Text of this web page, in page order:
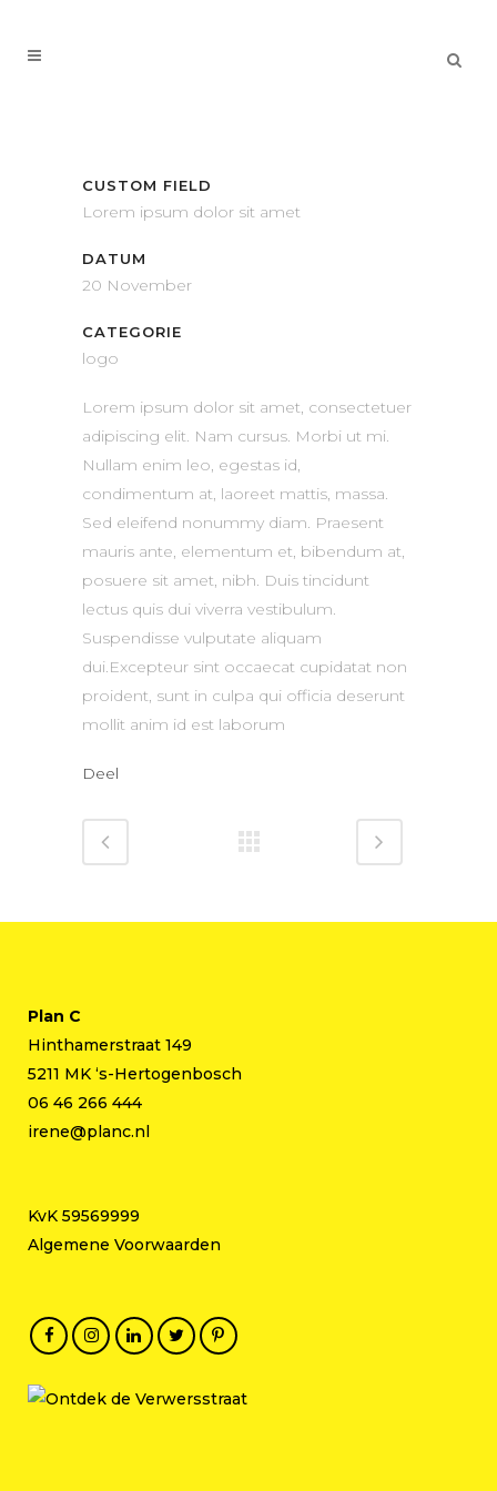
CUSTOM FIELD
Lorem ipsum dolor sit amet
DATUM
20 November
CATEGORIE
logo
Lorem ipsum dolor sit amet, consectetuer
adipiscing elit. Nam cursus. Morbi ut mi.
Nullam enim leo, egestas id,
condimentum at, laoreet mattis, massa.
Sed eleifend nonummy diam. Praesent
mauris ante, elementum et, bibendum at,
posuere sit amet, nibh. Duis tincidunt
lectus quis dui viverra vestibulum.
Suspendisse vulputate aliquam
dui.Excepteur sint occaecat cupidatat non
proident, sunt in culpa qui officia deserunt
mollit anim id est laborum
Deel
Plan C
Hinthamerstraat 149
5211 MK ‘s-Hertogenbosch
06 46 266 444
irene@planc.nl
KvK 59569999
Algemene Voorwaarden